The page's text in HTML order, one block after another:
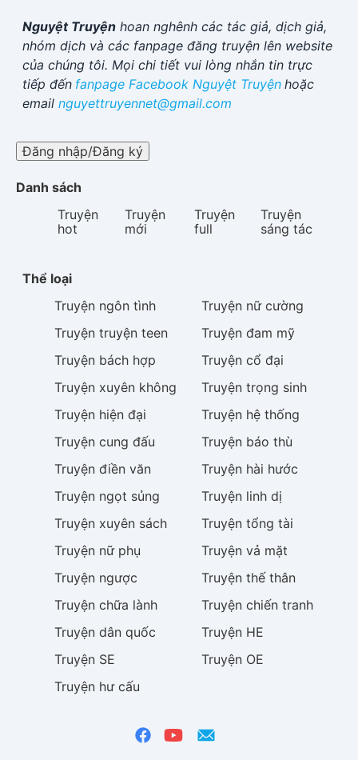
Nguyệt Truyện hoan nghênh các tác giả, dịch giả,
nhóm dịch và các fanpage đăng truyện lên website
của chúng tôi. Mọi chi tiết vui lòng nhắn tin trực
tiếp đến fanpage Facebook Nguyệt Truyện hoặc
email nguyettruyennet@gmail.com
Đăng nhập/Đăng ký
Danh sách
Truyện
hot
Truyện
mới
Truyện
full
Truyện
sáng tác
Thể loại
Truyện ngôn tình Truyện nữ cường
Truyện truyện teen Truyện đam mỹ
Truyện bách hợp Truyện cổ đại
Truyện xuyên không Truyện trọng sinh
Truyện hiện đại Truyện hệ thống
Truyện cung đấu Truyện báo thù
Truyện điền văn Truyện hài hước
Truyện ngọt sủng Truyện linh dị
Truyện xuyên sách Truyện tổng tài
Truyện nữ phụ Truyện vả mặt
Truyện ngược Truyện thế thân
Truyện chữa lành Truyện chiến tranh
Truyện dân quốc Truyện HE
Truyện SE Truyện OE
Truyện hư cấu